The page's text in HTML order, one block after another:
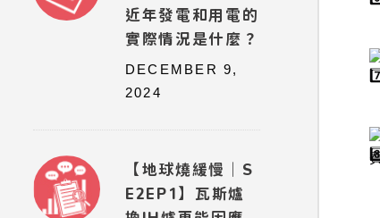
近年發電和用電的
實際情況是什麼？
DECEMBER 9,
2024
【地球燒緩慢｜S
E2EP1】瓦斯爐